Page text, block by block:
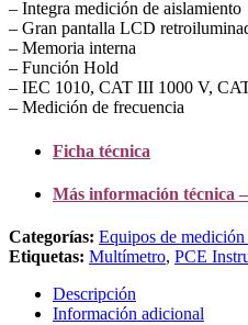
– Integra medición de aislamiento
– Gran pantalla LCD
– Memoria interna
– Función Hold
– IEC 1010, CAT III 1000 V,
– Medición de frecuencia
Ficha técnica
Más información técnica
Categorías: Equipos de medición
Etiquetas: Multímetro, PCE
Descripción
Información adicional